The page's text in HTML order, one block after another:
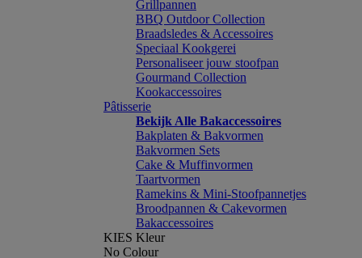
Grillpannen
BBQ Outdoor Collection
Braadsledes & Accessoires
Speciaal Kookgerei
Personaliseer jouw stoofpan
Gourmand Collection
Kookaccessoires
Pâtisserie
Bekijk Alle Bakaccessoires
Bakplaten & Bakvormen
Bakvormen Sets
Cake & Muffinvormen
Taartvormen
Ramekins & Mini-Stoofpannetjes
Broodpannen & Cakevormen
Bakaccessoires
KIES Kleur
No Colour